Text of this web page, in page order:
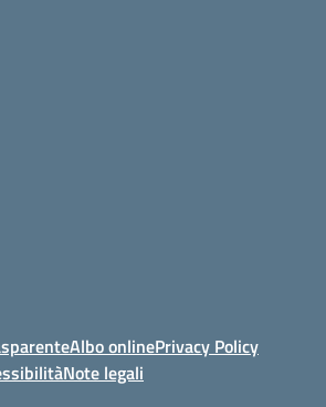
Albo onlinePrivacy Policy
Note legali